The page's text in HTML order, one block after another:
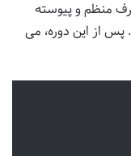
منظم و پیوسته
است. پس از این دوره، می